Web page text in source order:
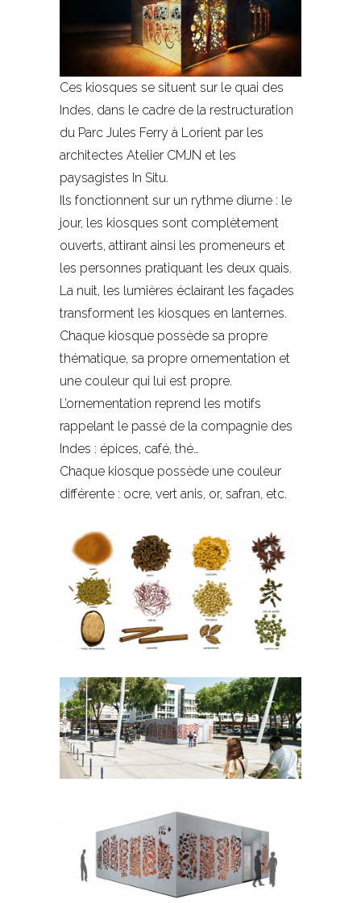
Ces kiosques se situent sur le quai des
Indes, dans le cadre de la restructuration
du Parc Jules Ferry à Lorient par les
architectes Atelier CMJN et les
paysagistes In Situ.
Ils fonctionnent sur un rythme diurne : le
jour, les kiosques sont complètement
ouverts, attirant ainsi les promeneurs et
les personnes pratiquant les deux quais.
La nuit, les lumières éclairant les façades
transforment les kiosques en lanternes.
Chaque kiosque possède sa propre
thématique, sa propre ornementation et
une couleur qui lui est propre.
L’ornementation reprend les motifs
rappelant le passé de la compagnie des
Indes : épices, café, thé…
Chaque kiosque possède une couleur
différente : ocre, vert anis, or, safran, etc.